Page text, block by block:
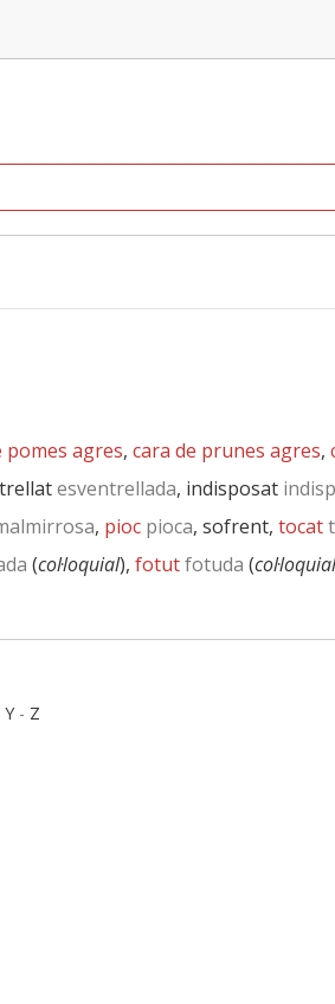
pomes agres, cara de prunes agres,
esventrellada, indisposat
, pioc pioca, sofrent, tocat
(col·loquial), fotutfotuda (col·loquial
Y - Z